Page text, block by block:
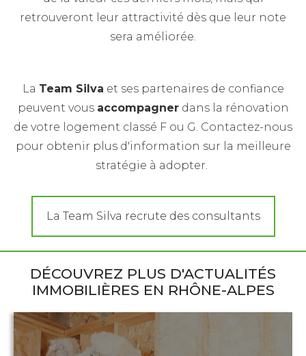
retrouveront leur attractivité dès que leur note
sera améliorée.
La Team Silva et ses partenaires de confiance
peuvent vous accompagnerdans la rénovation
de votre logement classé F ou G. Contactez-nous
pour obtenir plus d'information sur la meilleure
stratégie à adopter.
La Team Silva recrute des consultants
DÉCOUVREZ PLUS D'ACTUALITÉS
IMMOBILIÈRES EN RHÔNE-ALPES